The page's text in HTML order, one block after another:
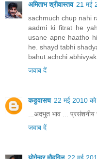
अमिताभ श्रीवास्तव 21 मई
sachmuch chup nahi
aadmi ki fitrat he
usane apne haatho
he. shayd tabhi
bahut achchi
जवाब दें
कडुवासच 22 मई 2010
...अदभुत भाव ... प्रसंशनीय
जवाब दें